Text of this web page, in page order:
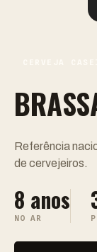
Referência
de cervejeiros.
8 anos
NO AR